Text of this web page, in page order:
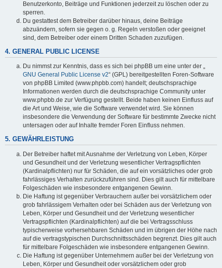
Benutzerkonto, Beiträge und Funktionen jederzeit zu löschen oder zu
sperren.
Du gestattest dem Betreiber darüber hinaus, deine Beiträge
abzuändern, sofern sie gegen o. g. Regeln verstoßen oder geeignet
sind, dem Betreiber oder einem Dritten Schaden zuzufügen.
4. GENERAL PUBLIC LICENSE
Du nimmst zur Kenntnis, dass es sich bei phpBB um eine unter der „
GNU General Public License v2“ (GPL) bereitgestellten Foren-Software
von phpBB Limited (www.phpbb.com) handelt; deutschsprachige
Informationen werden durch die deutschsprachige Community unter
www.phpbb.de zur Verfügung gestellt. Beide haben keinen Einfluss auf
die Art und Weise, wie die Software verwendet wird. Sie können
insbesondere die Verwendung der Software für bestimmte Zwecke nicht
untersagen oder auf Inhalte fremder Foren Einfluss nehmen.
5. GEWÄHRLEISTUNG
Der Betreiber haftet mit Ausnahme der Verletzung von Leben, Körper
und Gesundheit und der Verletzung wesentlicher Vertragspflichten
(Kardinalpflichten) nur für Schäden, die auf ein vorsätzliches oder grob
fahrlässiges Verhalten zurückzuführen sind. Dies gilt auch für mittelbare
Folgeschäden wie insbesondere entgangenen Gewinn.
Die Haftung ist gegenüber Verbrauchern außer bei vorsätzlichem oder
grob fahrlässigem Verhalten oder bei Schäden aus der Verletzung von
Leben, Körper und Gesundheit und der Verletzung wesentlicher
Vertragspflichten (Kardinalpflichten) auf die bei Vertragsschluss
typischerweise vorhersehbaren Schäden und im übrigen der Höhe nach
auf die vertragstypischen Durchschnittsschäden begrenzt. Dies gilt auch
für mittelbare Folgeschäden wie insbesondere entgangenen Gewinn.
Die Haftung ist gegenüber Unternehmern außer bei der Verletzung von
Leben, Körper und Gesundheit oder vorsätzlichem oder grob